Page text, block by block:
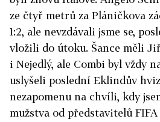
ze čtyř metrů za Pláničkova
1:2, ale nevzdávali jsme se,
vložili do útoku. Šance měli
i Nejedlý, ale Combi byl vždy
uslyšeli poslední Eklindův
nezapomenu na chvíli, kdy
mužstva od představitelů